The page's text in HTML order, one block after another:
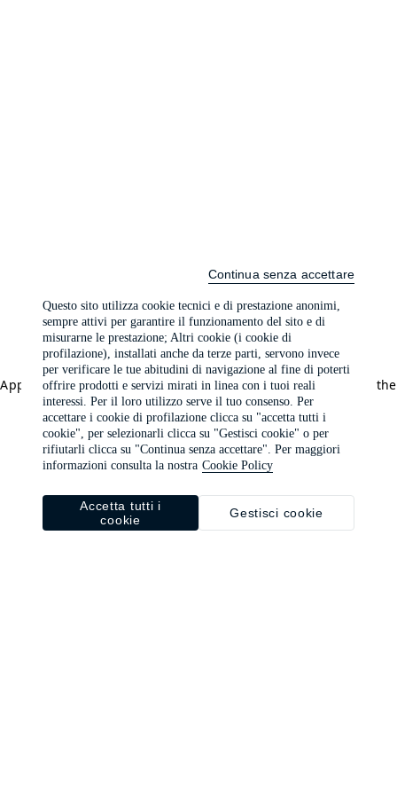
Application error: a client-side exception has occurred (see the
browser console for more information).
Questo sito utilizza cookie tecnici e di prestazione anonimi,
sempre attivi per garantire il funzionamento del sito e di
misurarne le prestazione; Altri cookie (i cookie di
profilazione), installati anche da terze parti, servono invece
per verificare le tue abitudini di navigazione al fine di poterti
offrire prodotti e servizi mirati in linea con i tuoi reali
interessi. Per il loro utilizzo serve il tuo consenso. Per
accettare i cookie di profilazione clicca su "accetta tutti i
cookie", per selezionarli clicca su "Gestisci cookie" o per
rifiutarli clicca su "Continua senza accettare". Per maggiori
informazioni consulta la nostra Cookie Policy
Gestisci cookie
Accetta tutti i
cookie
Continua senza accettare